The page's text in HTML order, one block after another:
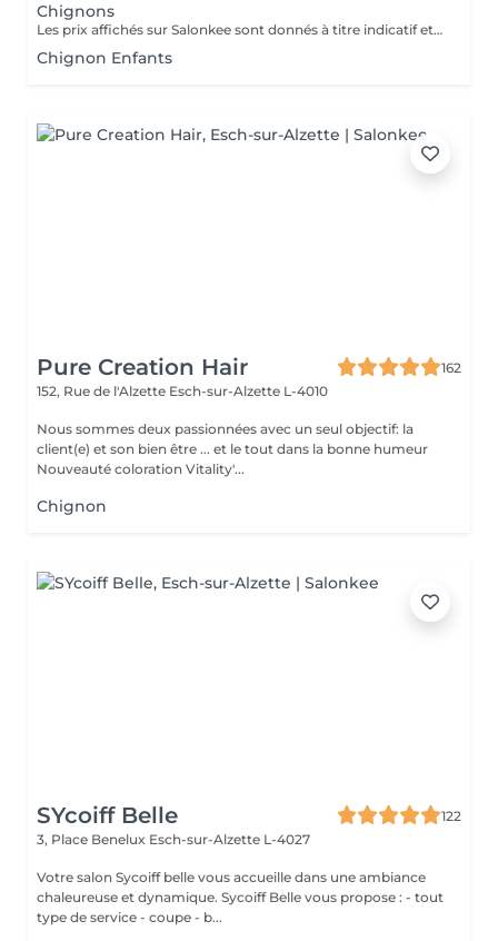
Chignons
Les prix affichés sur Salonkee sont donnés à titre indicatif et représentent les tarifs de base. Ceux-ci peuvent varier en fonction du diagnostic effectué lors de votre arrivée au salon et de l'expertise du professionnel à qui vous confiez vos soins de beauté. Dans tout les cas, un devis détaillé vous sera proposé et toute prestation sera réalisée avec votre accord.
Chignon Enfants
Pure Creation Hair
162
152, Rue de l'Alzette Esch-sur-Alzette L-4010
Nous sommes deux passionnées avec un seul objectif: la
client(e) et son bien être ... et le tout dans la bonne humeur
Nouveauté coloration Vitality'...
Chignon
SYcoiff Belle
122
3, Place Benelux Esch-sur-Alzette L-4027
Votre salon Sycoiff belle vous accueille dans une ambiance
chaleureuse et dynamique. Sycoiff Belle vous propose : - tout
type de service - coupe - b...